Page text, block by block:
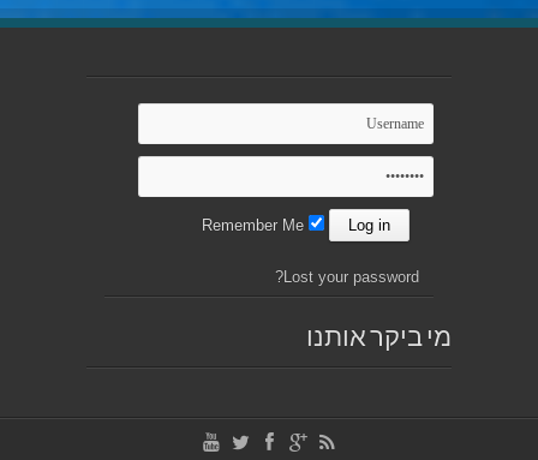
Lost your password?
מי ביקר אותנו